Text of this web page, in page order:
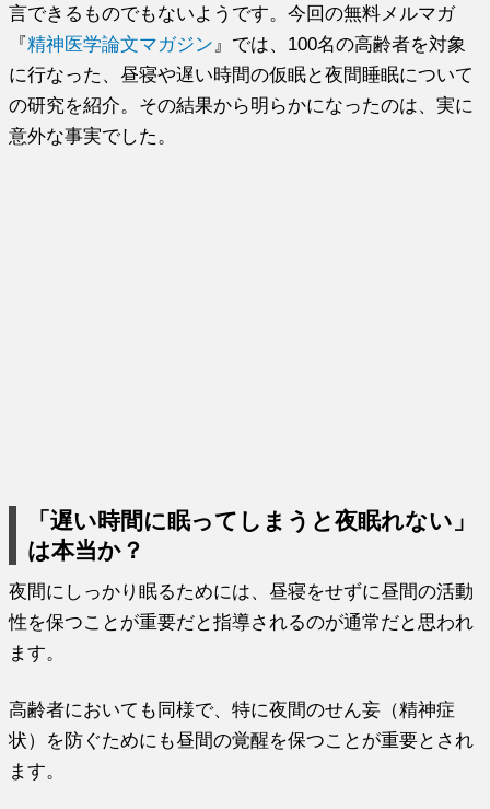
言できるものでもないようです。今回の無料メルマガ
『精神医学論文マガジン 』では、100名の高齢者を対象
に行なった、昼寝や遅い時間の仮眠と夜間睡眠について
の研究を紹介。その結果から明らかになったのは、実に
意外な事実でした。
「遅い時間に眠ってしまうと夜眠れない」
は本当か？
夜間にしっかり眠るためには、昼寝をせずに昼間の活動
性を保つことが重要だと指導されるのが通常だと思われ
ます。
高齢者においても同様で、特に夜間のせん妄（精神症
状）を防ぐためにも昼間の覚醒を保つことが重要とされ
ます。